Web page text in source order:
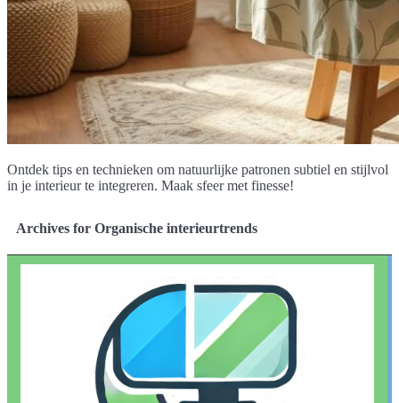
Ontdek tips en technieken om natuurlijke patronen subtiel en stijlvol
in je interieur te integreren. Maak sfeer met finesse!
Archives for Organische interieurtrends